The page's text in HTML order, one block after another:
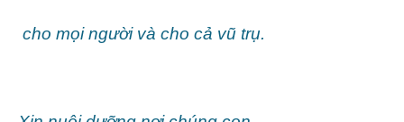
cho mọi người và cho cả vũ trụ.